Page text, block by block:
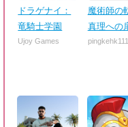
ドラゲナイ：
竜騎士学園
Ujoy Games
魔術師の
真理への
pingkehk111